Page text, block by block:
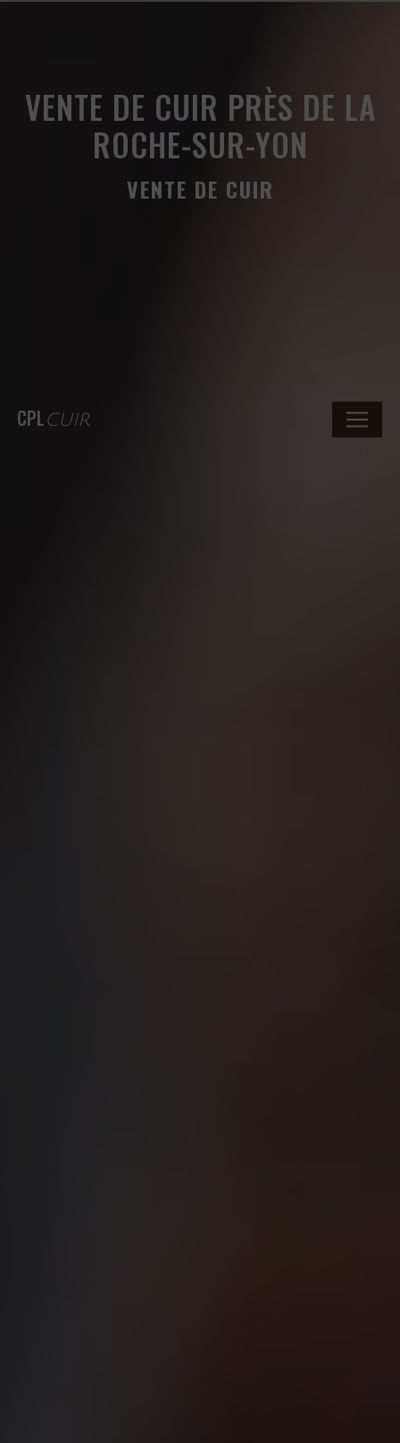
CPLCUIR
VENTE DE CUIR PRÈS DE LA
ROCHE-SUR-YON
VENTE DE CUIR